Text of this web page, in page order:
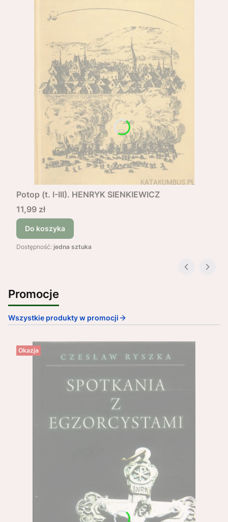
Potop (t. I-III). HENRYK SIENKIEWICZ
Cena
11,99 zł
Do koszyka
Dostępność: jedna sztuka
Promocje
Wszystkie produkty w promocji
Okazja